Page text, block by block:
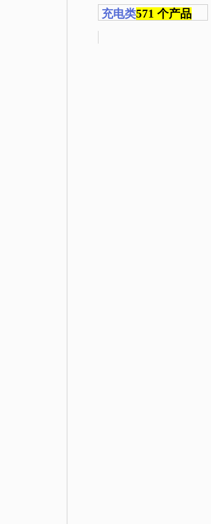
充电类571 个产品